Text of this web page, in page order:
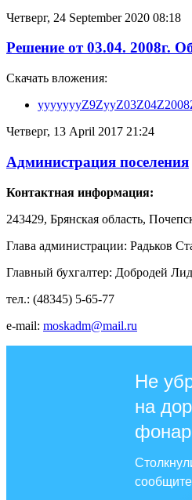
Четверг, 24 September 2020 08:18
Решение от 03.04. 2008г.
Скачать вложения:
Четверг, 13 April 2017 21:24
Администрация поселения
Контактная информация:
243429, Брянская область,
Глава администрации: Радьков
Главный бухгалтер: Добродей
тел.: (48345) 5-65-77
e-mail: moskadm@mail.ru
Не
на